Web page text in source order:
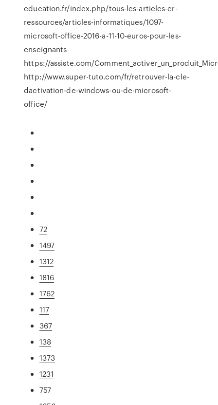
education.fr/index.php/tous-les-articles-er-
ressources/articles-informatiques/1097-
microsoft-office-2016-a-11-10-euros-pour-les-
enseignants
https://assiste.com/
http://www.super-tuto.com/fr/retrouver-la-cle-
dactivation-de-windows-ou-de-microsoft-
office/
72
1497
1312
1816
1762
117
367
138
1373
1231
757